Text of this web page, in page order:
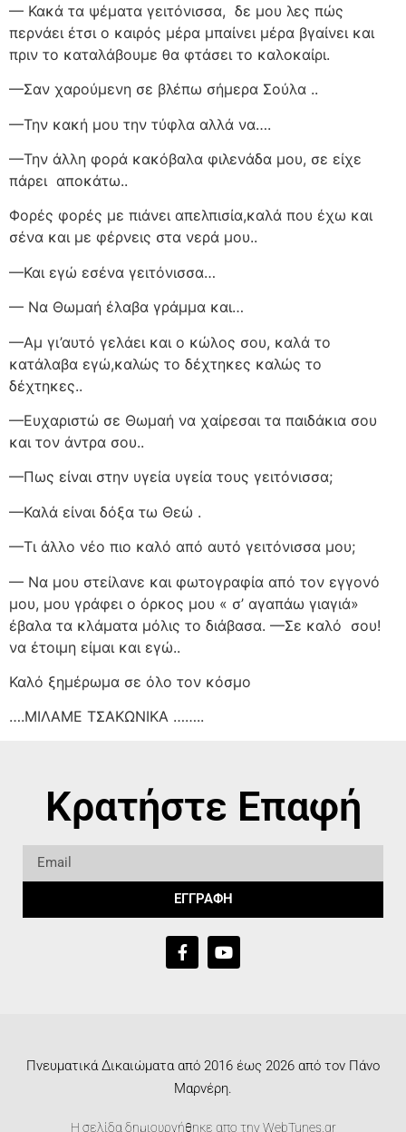
— Κακά τα ψέματα γειτόνισσα, δε μου λες πώς
περνάει έτσι ο καιρός μέρα μπαίνει μέρα βγαίνει και
πριν το καταλάβουμε θα φτάσει το καλοκαίρι.
—Σαν χαρούμενη σε βλέπω σήμερα Σούλα ..
—Την κακή μου την τύφλα αλλά να….
—Την άλλη φορά κακόβαλα φιλενάδα μου, σε είχε
πάρει αποκάτω..
Φορές φορές με πιάνει απελπισία,καλά που έχω και
σένα και με φέρνεις στα νερά μου..
—Και εγώ εσένα γειτόνισσα…
— Να Θωμαή έλαβα γράμμα και…
—Αμ γι’αυτό γελάει και ο κώλος σου, καλά το
κατάλαβα εγώ,καλώς το δέχτηκες καλώς το
δέχτηκες..
—Ευχαριστώ σε Θωμαή να χαίρεσαι τα παιδάκια σου
και τον άντρα σου..
—Πως είναι στην υγεία υγεία τους γειτόνισσα;
—Καλά είναι δόξα τω Θεώ .
—Τι άλλο νέο πιο καλό από αυτό γειτόνισσα μου;
— Να μου στείλανε και φωτογραφία από τον εγγονό
μου, μου γράφει ο όρκος μου « σ’ αγαπάω γιαγιά»
έβαλα τα κλάματα μόλις το διάβασα. —Σε καλό σου!
να έτοιμη είμαι και εγώ..
Καλό ξημέρωμα σε όλο τον κόσμο
….ΜΙΛΑΜΕ ΤΣΑΚΩΝΙΚΑ ……..
Κρατήστε Επαφή
ΕΓΓΡΑΦΗ
Πνευματικά Δικαιώματα από 2016 έως 2026 από τον Πάνο
Μαρνέρη.
Η σελίδα δημιουργήθηκε απο τηνWebTunes.gr